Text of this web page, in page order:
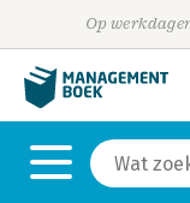
Op